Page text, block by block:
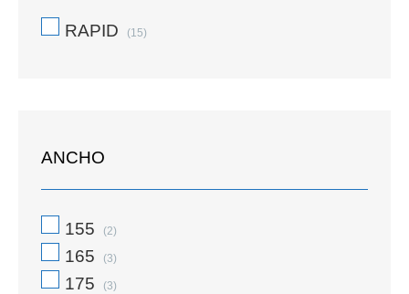
RAPID (15)
ANCHO
155 (2)
165 (3)
175 (3)